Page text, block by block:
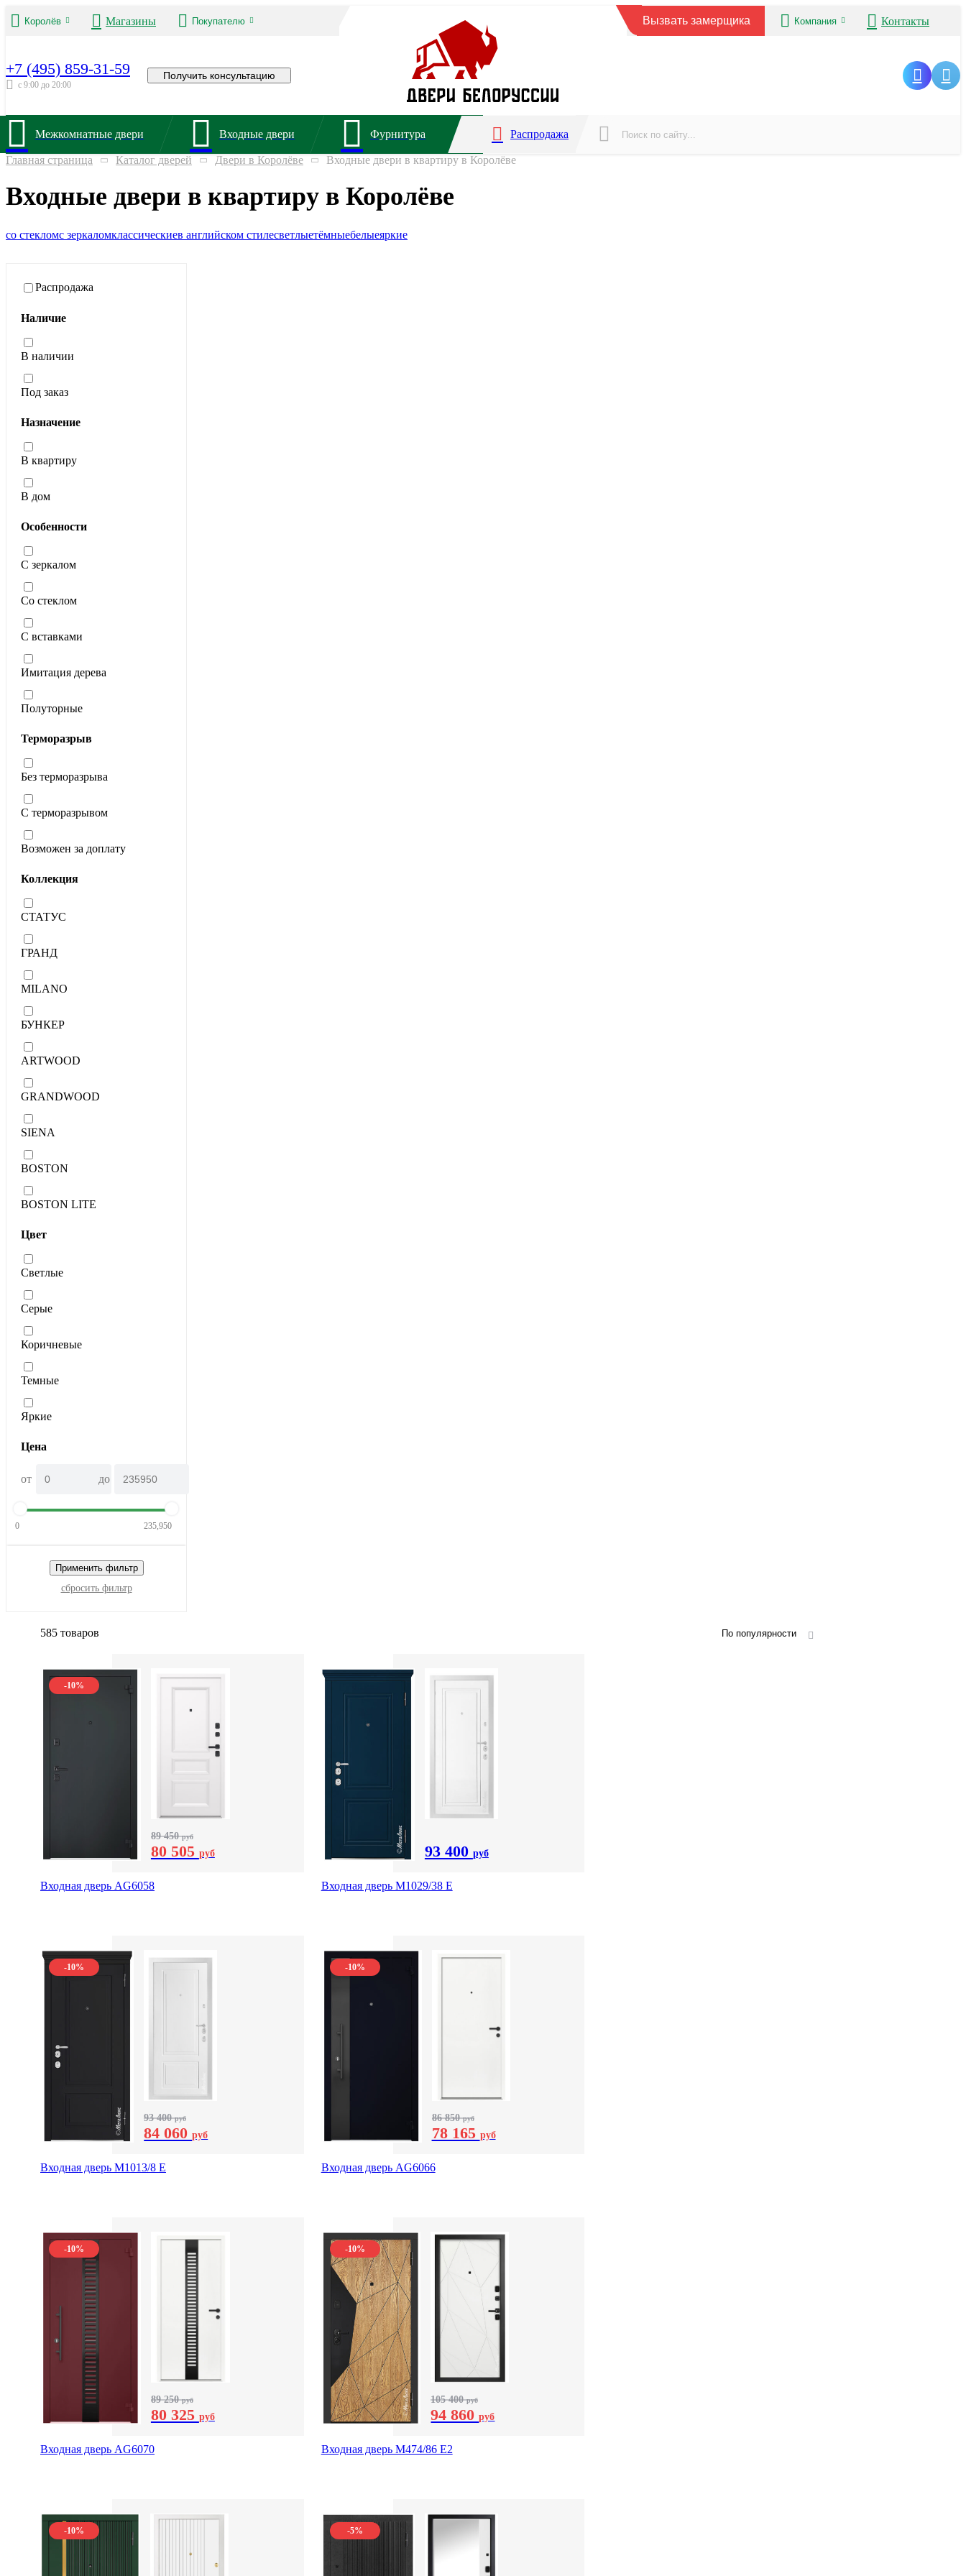
Королёв Магазины Покупателю Вызвать замерщика Компания Контакты
+7 (495) 859-31-59
с 9:00 до 20:00
Получить консультацию
Межкомнатные двери Входные двери Фурнитура Распродажа
Главная страница Каталог дверей Двери в Королёве Входные двери в квартиру в Королёве
Входные двери в квартиру в Королёве
со стекломс зеркаломклассическиев английском стилесветлыетёмныебелыеяркие
Распродажа
Наличие
В наличии
Под заказ
Назначение
В квартиру
В дом
Особенности
С зеркалом
Со стеклом
С вставками
Имитация дерева
Полуторные
Терморазрыв
Без терморазрыва
С терморазрывом
Возможен за доплату
Коллекция
СТАТУС
ГРАНД
MILANO
БУНКЕР
ARTWOOD
GRANDWOOD
SIENA
BOSTON
BOSTON LITE
Цвет
Светлые
Серые
Коричневые
Темные
Яркие
Цена
от до
0 235,950
Применить фильтр
сбросить фильтр
585 товаров По популярности
-10%
89 450руб
80 505 руб
Входная дверь AG6058
93 400 руб
Входная дверь М1029/38 E
-10%
93 400руб
84 060руб
Входная дверь М1013/8 E
-10%
86 850руб
78 165 руб
Входная дверь AG6066
-10%
89 250руб
80 325 руб
Входная дверь AG6070
-10%
105 400руб
94 860руб
Входная дверь М474/86 Е2
-10% -5%